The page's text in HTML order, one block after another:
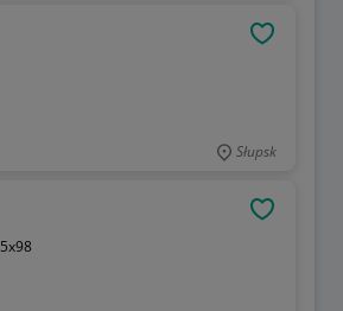
Słupsk
5x98